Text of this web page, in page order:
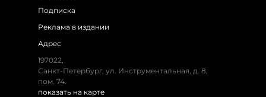
Подписка
Реклама в издании
Адрес
197022,
Санкт-Петербург, ул. Инструментальная, д. 8,
пом. 74.
показать на карте